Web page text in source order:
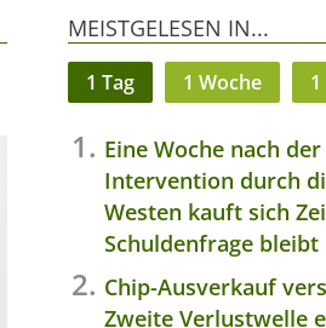
MEISTGELESEN IN...
1 Tag 1 Woche
Eine Woche nach der
Intervention durch
Westen kauft sich
Schuldenfrage bleibt
Chip-Ausverkauf
Zweite Verlustwelle